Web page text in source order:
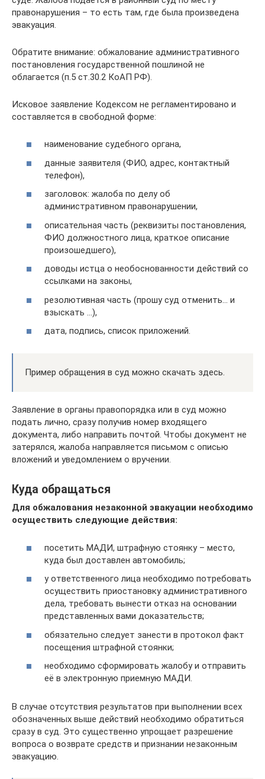
правонарушения – то есть там, где была произведена
эвакуация.
Обратите внимание: обжалование административного
постановления государственной пошлиной не
облагается (п.5 ст.30.2 КоАП РФ).
Исковое заявление Кодексом не регламентировано и
составляется в свободной форме:
наименование судебного органа,
данные заявителя (ФИО, адрес, контактный
телефон),
заголовок: жалоба по делу об
административном правонарушении,
описательная часть (реквизиты постановления,
ФИО должностного лица, краткое описание
произошедшего),
доводы истца о необоснованности действий со
ссылками на законы,
резолютивная часть (прошу суд отменить… и
взыскать …),
дата, подпись, список приложений.
Пример обращения в суд можно скачать здесь.
Заявление в органы правопорядка или в суд можно
подать лично, сразу получив номер входящего
документа, либо направить почтой. Чтобы документ не
затерялся, жалоба направляется письмом с описью
вложений и уведомлением о вручении.
Куда обращаться
Для обжалования незаконной эвакуации необходимо
осуществить следующие действия:
посетить МАДИ, штрафную стоянку – место,
куда был доставлен автомобиль;
у ответственного лица необходимо потребовать
осуществить приостановку административного
дела, требовать вынести отказ на основании
представленных вами доказательств;
обязательно следует занести в протокол факт
посещения штрафной стоянки;
необходимо сформировать жалобу и отправить
её в электронную приемную МАДИ.
В случае отсутствия результатов при выполнении всех
обозначенных выше действий необходимо обратиться
сразу в суд. Это существенно упрощает разрешение
вопроса о возврате средств и признании незаконным
эвакуацию.